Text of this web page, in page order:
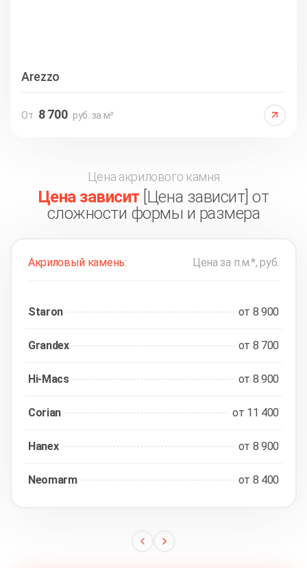
Arezzo
От 8 700 руб. за м²
Цена акрилового камня
Цена зависит [Цена зависит] от
сложности формы и размера
Акриловый камень: Цена за п.м.*, руб.
Staron от 8 900
Grandex от 8 700
Hi-Macs от 8 900
Corian от 11 400
Hanex от 8 900
Neomarm от 8 400